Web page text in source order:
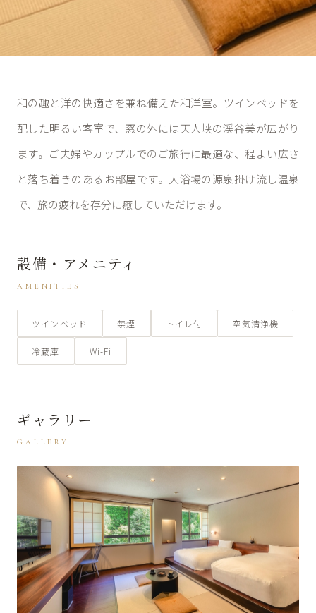
和洋室
20m² ／ 定員4名
和の趣と洋の快適さを兼ね備えた和洋室。ツインベッドを
配した明るい客室で、窓の外には天人峡の渓谷美が広がり
ます。ご夫婦やカップルでのご旅行に最適な、程よい広さ
と落ち着きのあるお部屋です。大浴場の源泉掛け流し温泉
で、旅の疲れを存分に癒していただけます。
設備・アメニティ
AMENITIES
ツインベッド 禁煙 トイレ付 空気清浄機
冷蔵庫 Wi-Fi
ギャラリー
GALLERY